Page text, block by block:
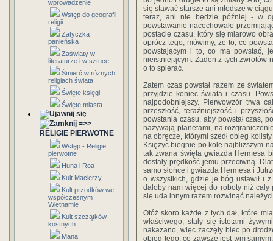
wprowadzenie
Wstęp do geografii
religii
Zatyczka
panieńska
Zaświaty w
literaturze i w sztuce
Śmierć w różnych
religiach świata
Święte księgi
Święte miasta
=>>
RELIGIE PIERWOTNE
Wstęp - Religie
pierwotne
Huna i Roa
Kult Macierzy
Kult przodków we
współczesnym
Wietnamie
Kult szczątków
kostnych
Mana
się stawać starsze ani młodsze w
teraz, ani nie będzie później - w
powstawanie nacechowało
postacie czasu, który się miarowo
oprócz tego, mówimy, że to, co
powstającym i to, co ma powstać,
nieistniejącym. Żaden z tych zwrotów
o to spierać.
Zatem czas powstał razem ze
przyjdzie koniec świata i czasu.
najpodobniejszy. Pierwowzór trwa
przeszłość, teraźniejszość i
powstania czasu, aby powstał czas,
nazywają planetami, na
na obręcze, którymi szedł obieg
Księżyc biegnie po kole najbliższym
tak zwana święta gwiazda Hermesa
dostały prędkość jemu przeciwną.
samo słońce i gwiazda Hermesa i
o wszystkich, gdzie je bóg ustawił i
dałoby nam więcej do roboty niż
się uda innym razem rozwinąć
Otóż skoro każde z tych dał, które
właściwego, stały się istotami
nakazano, więc zaczęły biec po
obieg tego, co zawsze jest tym